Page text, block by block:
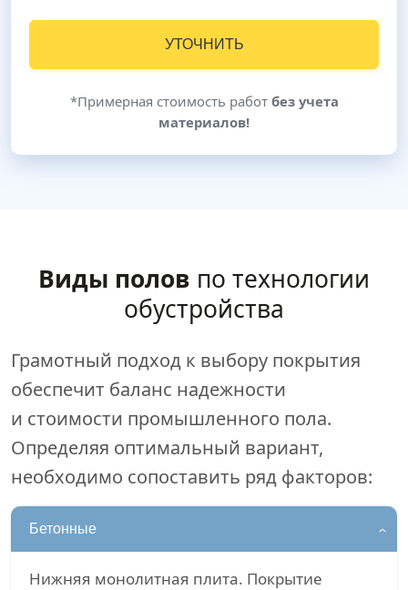
УТОЧНИТЬ
*Примерная стоимость работ без учета
материалов!
Виды полов по технологии
обустройства
Грамотный подход к выбору покрытия
обеспечит баланс надежности
и стоимости промышленного пола.
Определяя оптимальный вариант,
необходимо сопоставить ряд факторов:
Бетонные
Нижняя монолитная плита. Покрытие